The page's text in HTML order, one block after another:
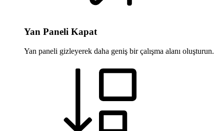
Yan Paneli Kapat
Yan paneli gizleyerek daha geniş bir çalışma alanı oluşturun.